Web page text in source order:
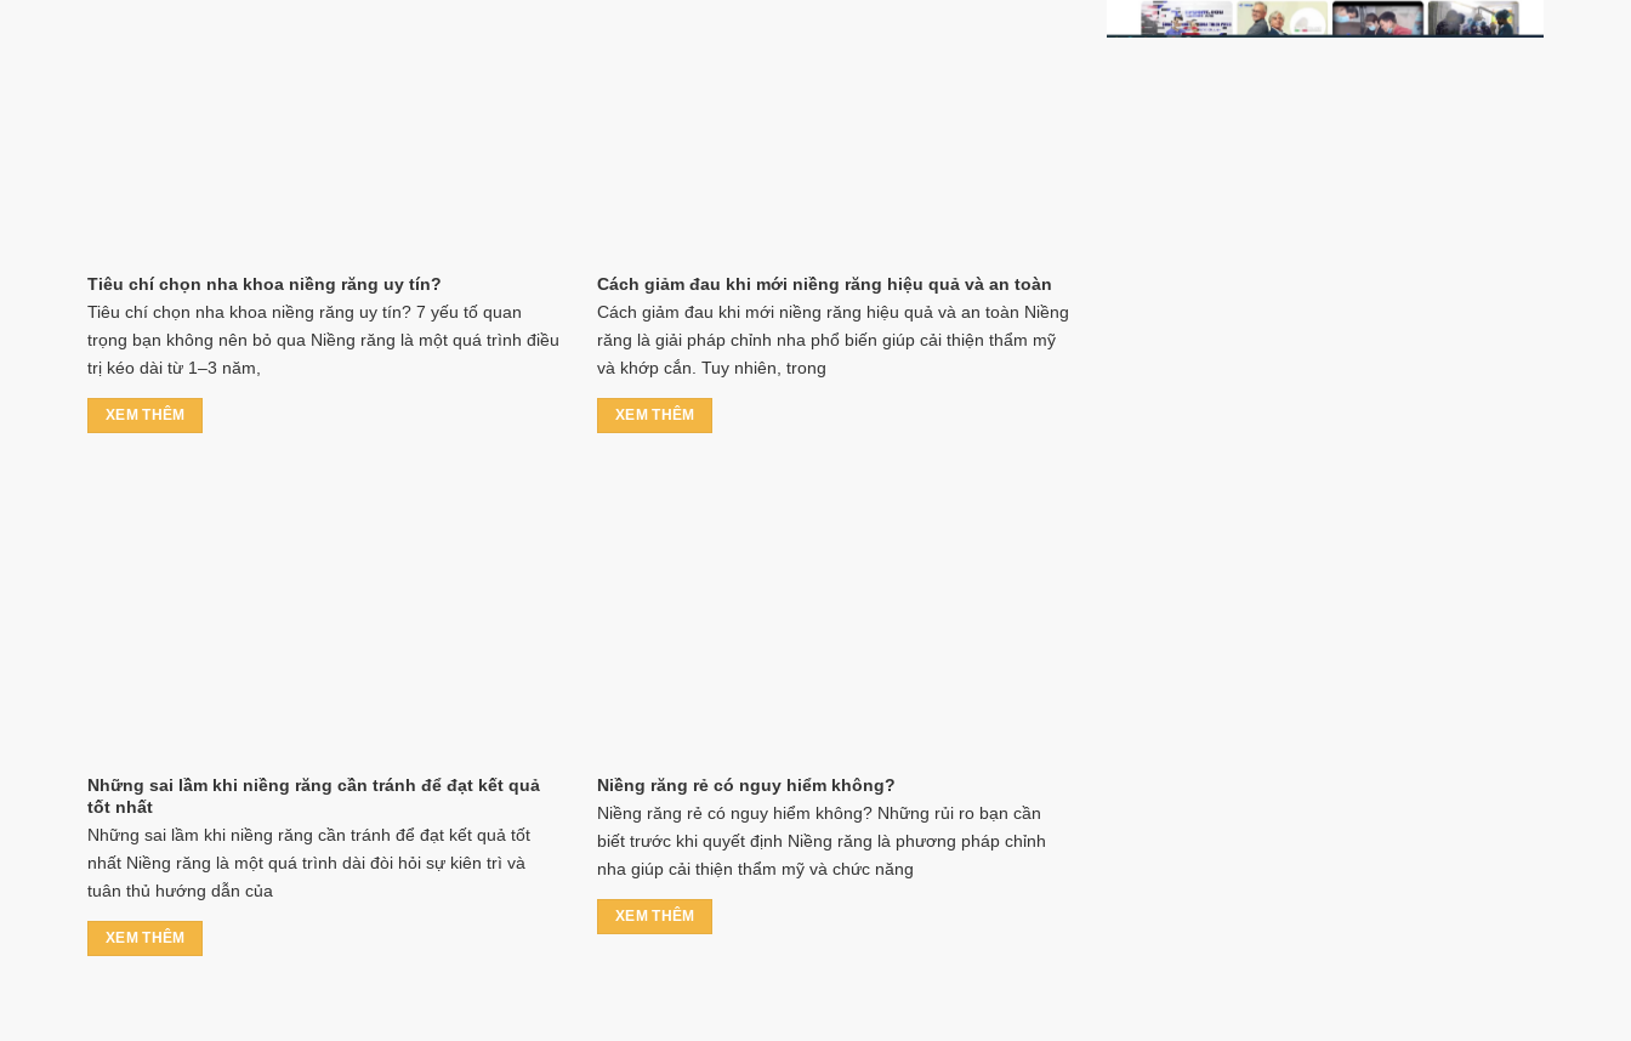
Tiêu chí chọn nha khoa niềng răng uy tín?
Tiêu chí chọn nha khoa niềng răng uy tín? 7 yếu tố quan
trọng bạn không nên bỏ qua Niềng răng là một quá trình điều
trị kéo dài từ 1–3 năm,
XEM THÊM
Cách giảm đau khi mới niềng răng hiệu quả và an toàn
Cách giảm đau khi mới niềng răng hiệu quả và an toàn Niềng
răng là giải pháp chỉnh nha phổ biến giúp cải thiện thẩm mỹ
và khớp cắn. Tuy nhiên, trong
XEM THÊM
Những sai lầm khi niềng răng cần tránh để đạt kết quả
tốt nhất
Những sai lầm khi niềng răng cần tránh để đạt kết quả tốt
nhất Niềng răng là một quá trình dài đòi hỏi sự kiên trì và
tuân thủ hướng dẫn của
XEM THÊM
Niềng răng rẻ có nguy hiểm không?
Niềng răng rẻ có nguy hiểm không? Những rủi ro bạn cần
biết trước khi quyết định Niềng răng là phương pháp chỉnh
nha giúp cải thiện thẩm mỹ và chức năng
XEM THÊM